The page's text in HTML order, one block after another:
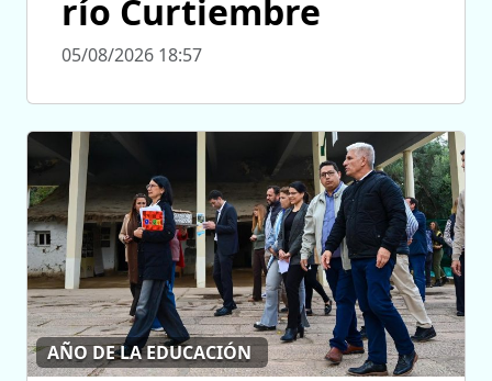
río Curtiembre
05/08/2026 18:57
AÑO DE LA EDUCACIÓN